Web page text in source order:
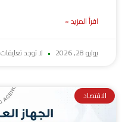
اقرأ المزيد »
يوليو 28, 2026 لا توجد تعليقات
الاقتصاد